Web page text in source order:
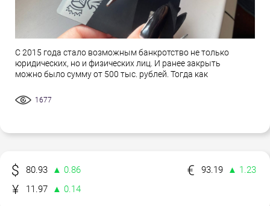
С 2015 года стало возможным банкротство не только
юридических, но и физических лиц. И ранее закрыть
можно было сумму от 500 тыс. рублей. Тогда как
1677
80.93 ▲ 0.86 93.19
▲ 1.23
11.97
▲ 0.14